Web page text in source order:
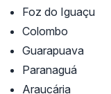
Foz do Iguaçu
Colombo
Guarapuava
Paranaguá
Araucária